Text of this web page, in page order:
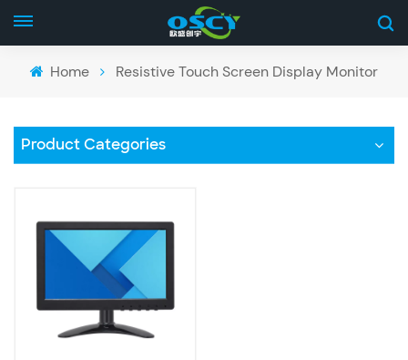
Home Resistive Touch Screen Display Monitor
Product Categories